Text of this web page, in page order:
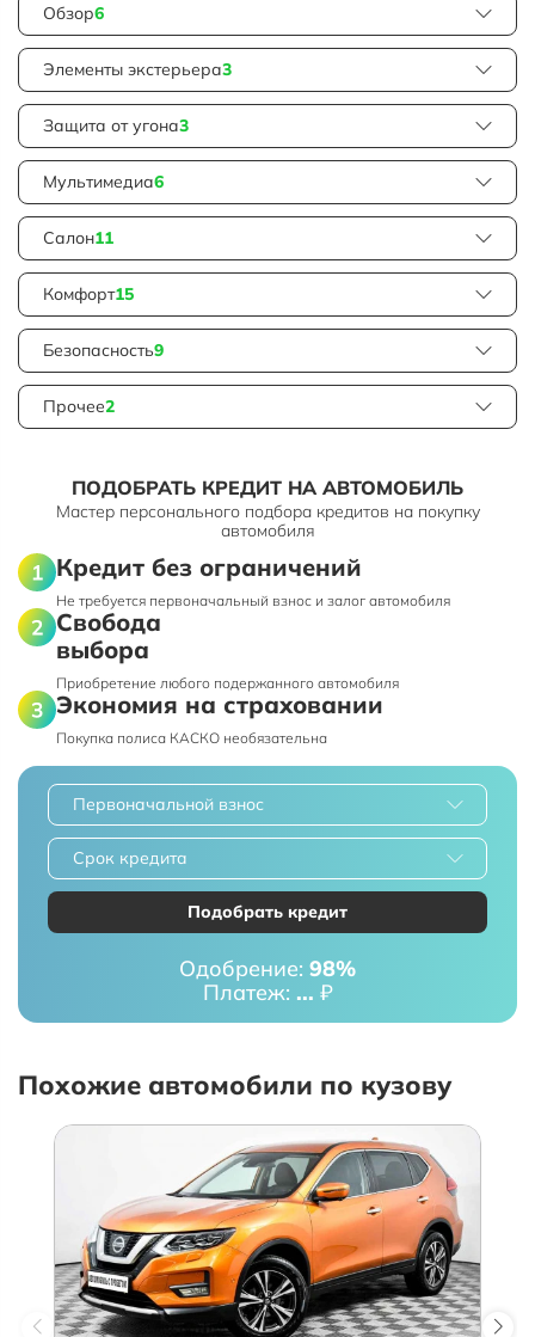
Обзор6
Элементы экстерьера3
Защита от угона3
Мультимедиа6
Салон11
Комфорт15
Безопасность9
Прочее2
ПОДОБРАТЬ КРЕДИТ НА АВТОМОБИЛЬ
Мастер персонального подбора кредитов на покупку
автомобиля
Кредит без ограничений
Не требуется первоначальный взнос и залог автомобиля
Свобода
выбора
Приобретение любого подержанного автомобиля
Экономия на страховании
Покупка полиса КАСКО необязательна
Первоначальной взнос
Срок кредита
Подобрать кредит
Одобрение: 98%
Платеж: ... ₽
Похожие автомобили по кузову